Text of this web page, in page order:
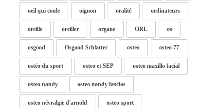
oeil qui coule oignon oralité ordinateurs
oreille oreiller organe ORL os
osgood Osgood Schlatter osteo osteo 77
ostéo du sport osteo et SEP osteo maxillo facial
osteo nandy osteo nandy fascias
osteo névralgie d'arnold osteo sport